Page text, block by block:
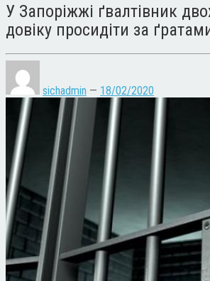
У Запоріжжі ґвалтівник
довіку просидіти за
sichadmin — 18/02/2020